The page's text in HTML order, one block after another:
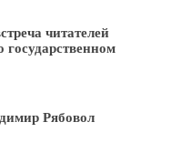
читателей
Рябовол